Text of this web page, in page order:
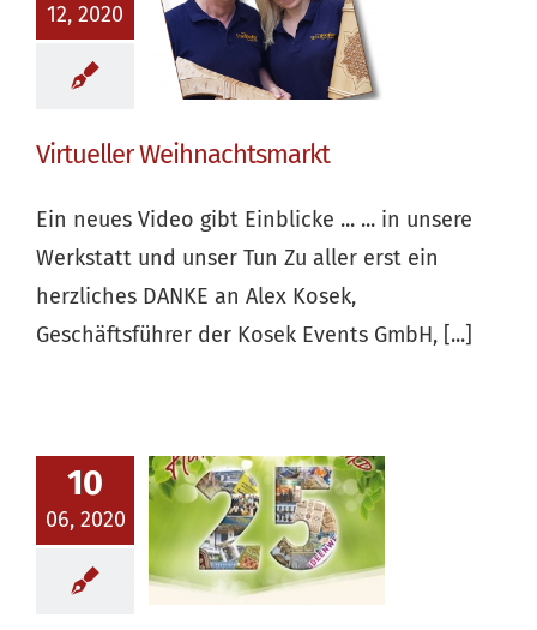
12, 2020
Virtueller
Weihnachtsmarkt
Virtueller Weihnachtsmarkt
Ein neues Video gibt Einblicke ... ... in unsere
Werkstatt und unser Tun Zu aller erst ein
herzliches DANKE an Alex Kosek,
Geschäftsführer der Kosek Events GmbH, [...]
10
06, 2020